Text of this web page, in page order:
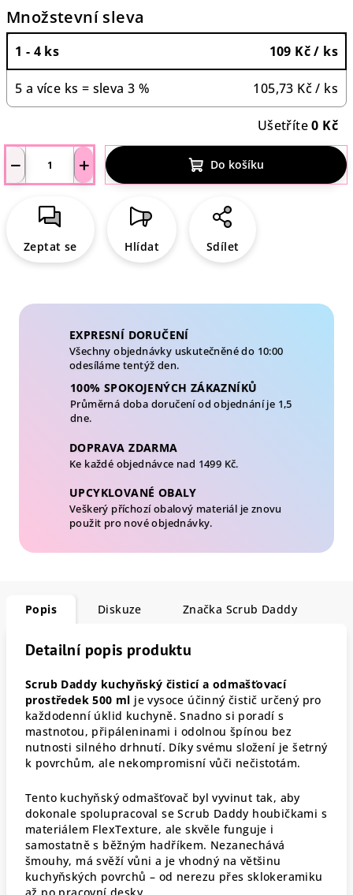
Množstevní sleva
1 - 4 ks 109 Kč/ ks
5 a více ks = sleva 3 % 105,73 Kč/ ks
Ušetříte0 Kč
+
− Do košíku
Zeptat se Hlídat Sdílet
EXPRESNÍ DORUČENÍ
Všechny objednávky uskutečněné do 10:00
odesíláme tentýž den.
100% SPOKOJENÝCH ZÁKAZNÍKŮ
Průměrná doba doručení od objednání je 1,5
dne.
DOPRAVA ZDARMA
Ke každé objednávce nad 1499 Kč.
UPCYKLOVANÉ OBALY
Veškerý příchozí obalový materiál je znovu
použit pro nové objednávky.
Popis Diskuze Značka Scrub Daddy
Detailní popis produktu
Scrub Daddy kuchyňský čisticí a odmašťovací
prostředek 500 ml je vysoce účinný čistič určený pro
každodenní úklid kuchyně. Snadno si poradí s
mastnotou, připáleninami i odolnou špínou bez
nutnosti silného drhnutí. Díky svému složení je šetrný
k povrchům, ale nekompromisní vůči nečistotám.
Tento kuchyňský odmašťovač byl vyvinut tak, aby
dokonale spolupracoval se Scrub Daddy houbičkami s
materiálem FlexTexture, ale skvěle funguje i
samostatně s běžným hadříkem. Nezanechává
šmouhy, má svěží vůni a je vhodný na většinu
kuchyňských povrchů – od nerezu přes sklokeramiku